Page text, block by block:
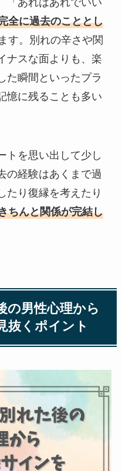
全に過去のこととし
す。別れの辛さや関
ナスな面よりも、楽
た瞬間といったプラ
憶に残ることも多い
トを思い出して少し
の経験はあくまで過
たり復縁を考えたり
ちんと関係が完結し
の男性心理から
抜くポイント